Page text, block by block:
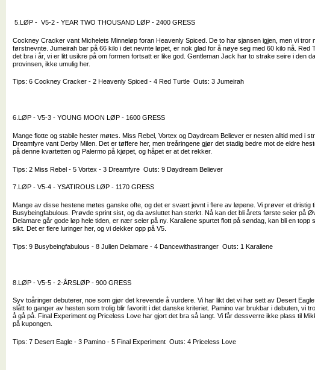
5.LØP - V5-2 - YEAR TWO THOUSAND LØP - 2400 GRESS
Cockney Cracker vant Michelets Minneløp foran Heavenly Spiced. De to har sjansen igjen, men vi tror
førstnevnte. Jumeirah bar på 66 kilo i det nevnte løpet, er nok glad for å nøye seg med 60 kilo nå. Red
det bra i år, vi er litt usikre på om formen fortsatt er like god. Gentleman Jack har to strake seire i den
provinsen, ikke umulig her.
Tips: 6 Cockney Cracker - 2 Heavenly Spiced - 4 Red Turtle Outs: 3 Jumeirah
6.LØP - V5-3 - YOUNG MOON LØP - 1600 GRESS
Mange flotte og stabile hester møtes. Miss Rebel, Vortex og Daydream Believer er nesten alltid med i
Dreamfyre vant Derby Milen. Det er tøffere her, men treåringene gjør det stadig bedre mot de eldre
på denne kvartetten og Palermo på kjøpet, og håpet er at det rekker.
Tips: 2 Miss Rebel - 5 Vortex - 3 Dreamfyre Outs: 9 Daydream Believer
7.LØP - V5-4 - YSATIROUS LØP - 1170 GRESS
Mange av disse hestene møtes ganske ofte, og det er svært jevnt i flere av løpene. Vi prøver et dristig
Busybeingfabulous. Prøvde sprint sist, og da avsluttet han sterkt. Nå kan det bli årets første seier på
Delamare går gode løp hele tiden, er nær seier på ny. Karaliene spurtet flott på søndag, kan bli en topp
sikt. Det er flere luringer her, og vi dekker opp på V5.
Tips: 9 Busybeingfabulous - 8 Julien Delamare - 4 Dancewithastranger Outs: 1 Karaliene
8.LØP - V5-5 - 2-ÅRSLØP - 900 GRESS
Syv toåringer debuterer, noe som gjør det krevende å vurdere. Vi har likt det vi har sett av Desert
slått to ganger av hesten som trolig blir favoritt i det danske kriteriet. Pamino var brukbar i debuten, vi
å gå på. Final Experiment og Priceless Love har gjort det bra så langt. Vi får dessverre ikke plass til
på kupongen.
Tips: 7 Desert Eagle - 3 Pamino - 5 Final Experiment Outs: 4 Priceless Love